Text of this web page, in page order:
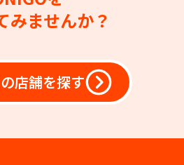
みませんか？
店舗を探す